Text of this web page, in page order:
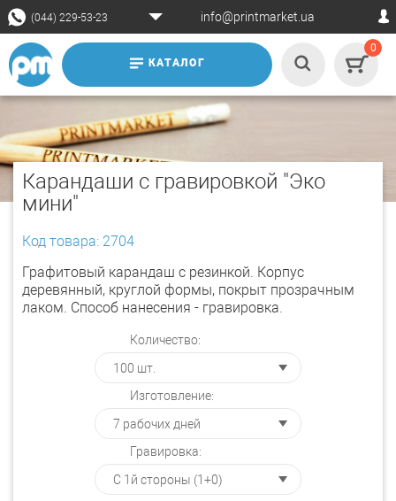
(044) 229-53-23 info@printmarket.ua
КАТАЛОГ
0
Карандаши с гравировкой "Эко
мини"
Код товара: 2704
Графитовый карандаш с резинкой. Корпус
деревянный, круглой формы, покрыт прозрачным
лаком. Способ нанесения - гравировка.
Количество:
Изготовление:
Гравировка: